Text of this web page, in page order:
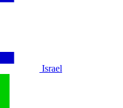
Israel